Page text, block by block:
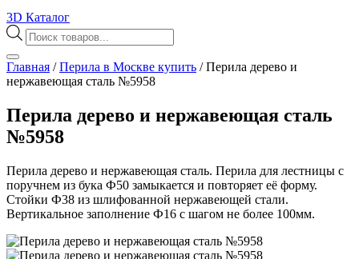
3D Каталог
Поиск
товаров
Главная /Перила в Москве купить /Перила дерево и
нержавеющая сталь №5958
Перила дерево и нержавеющая сталь
№5958
Перила дерево и нержавеющая сталь. Перила для лестницы с
поручнем из бука Ф50 замыкается и повторяет её форму.
Стойки Ф38 из шлифованной нержавеющей стали.
Вертикальное заполнение Ф16 с шагом не более 100мм.